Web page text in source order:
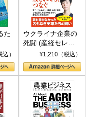
た
）
ウクライナ企業の
死闘 (産経セレク
ト S 039)¥1,210（税込）